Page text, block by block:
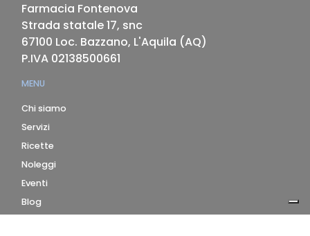
Farmacia Fontenova
Strada statale 17, snc
67100 Loc. Bazzano, L'Aquila (AQ)
P.IVA 02138500661
MENU
Chi siamo
Servizi
Ricette
Noleggi
Eventi
Blog